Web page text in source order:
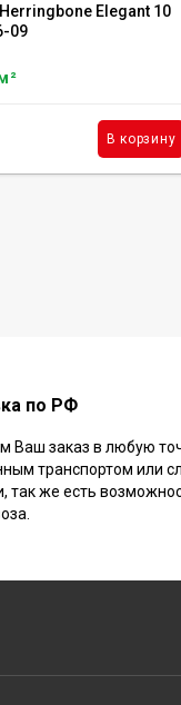
Elegant 10
09
В корзину
по РФ
Ваш заказ в любую
транспортом или
так же есть